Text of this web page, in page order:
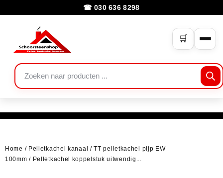
☎ 030 636 8298
🛒
Home / Pelletkachel kanaal /TT pelletkachel pijp EW
100mm / Pelletkachel koppelstuk uitwendig...